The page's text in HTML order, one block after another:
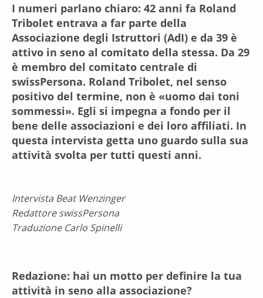
I numeri parlano chiaro: 42 anni fa Roland
Tribolet entrava a far parte della
Associazione degli Istruttori (AdI) e da 39 è
attivo in seno al comitato della stessa. Da 29
è membro del comitato centrale di
swissPersona. Roland Tribolet, nel senso
positivo del termine, non è «uomo dai toni
sommessi». Egli si impegna a fondo per il
bene delle associazioni e dei loro affiliati. In
questa intervista getta uno guardo sulla sua
attività svolta per tutti questi anni.
Intervista Beat Wenzinger
Redattore swissPersona
Traduzione Carlo Spinelli
Redazione: hai un motto per definire la tua
attività in seno alla associazione?